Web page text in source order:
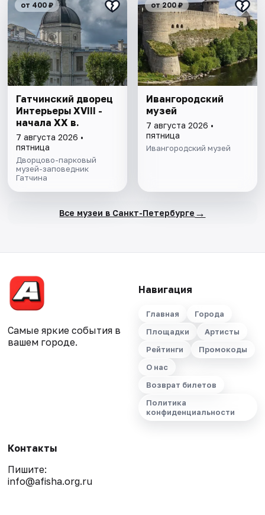
от 400 ₽
Гатчинский дворец
Интерьеры ХVIII -
начала ХХ в.
7 августа 2026 •
пятница
Дворцово-парковый
музей-заповедник
Гатчина
от 200 ₽
Ивангородский
музей
7 августа 2026 •
пятница
Ивангородский музей
Все музеи в Санкт-Петербурге →
Самые яркие события в
вашем городе.
Навигация
Главная
Города
Площадки
Артисты
Рейтинги
Промокоды
О нас
Возврат билетов
Политика
конфиденциальности
Контакты
Пишите:
info@afisha.org.ru